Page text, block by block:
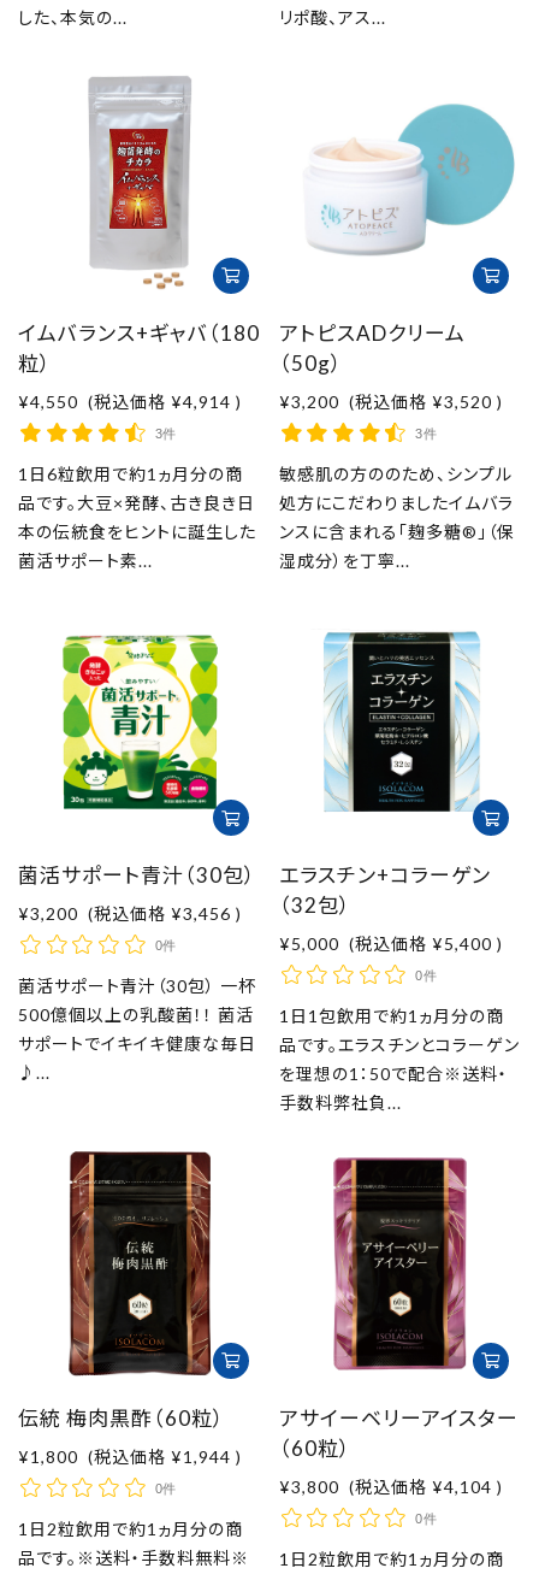
した、本気の...
リポ酸、アス...
イムバランス+ギャバ（180
粒）
¥4,550 (税込価格 ¥4,914 )
3件
1日6粒飲用で約1ヵ月分の商
品です。大豆×発酵、古き良き日
本の伝統食をヒントに誕生した
菌活サポート素...
アトピスADクリーム
（50g）
¥3,200 (税込価格 ¥3,520 )
3件
敏感肌の方ののため、シンプル
処方にこだわりましたイムバラ
ンスに含まれる「麹多糖®」（保
湿成分）を丁寧...
菌活サポート青汁（30包）
¥3,200 (税込価格 ¥3,456 )
0件
菌活サポート青汁（30包） 一杯
500億個以上の乳酸菌！！ 菌活
サポートでイキイキ健康な毎日
♪...
エラスチン+コラーゲン
（32包）
¥5,000 (税込価格 ¥5,400 )
0件
1日1包飲用で約1ヵ月分の商
品です。エラスチンとコラーゲン
を理想の1：50で配合※送料・
手数料弊社負...
伝統 梅肉黒酢（60粒）
¥1,800 (税込価格 ¥1,944 )
0件
1日2粒飲用で約1ヵ月分の商
品です。※送料・手数料無料※
アサイーベリーアイスター
（60粒）
¥3,800 (税込価格 ¥4,104 )
0件
1日2粒飲用で約1ヵ月分の商